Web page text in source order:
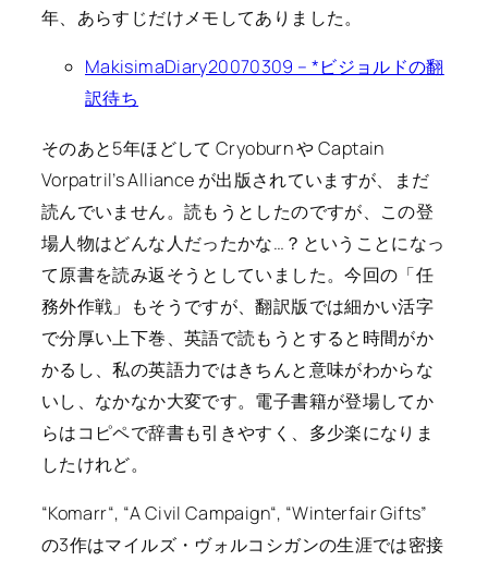
年、あらすじだけメモしてありました。
MakisimaDiary20070309 – *ビジョルドの翻
訳待ち
そのあと5年ほどしてCryoburnやCaptain
Vorpatril’s Alliance が出版されていますが、まだ
読んでいません。読もうとしたのですが、この登
場人物はどんな人だったかな…？ということになっ
て原書を読み返そうとしていました。今回の「任
務外作戦」もそうですが、翻訳版では細かい活字
で分厚い上下巻、英語で読もうとすると時間がか
かるし、私の英語力ではきちんと意味がわからな
いし、なかなか大変です。電子書籍が登場してか
らはコピペで辞書も引きやすく、多少楽になりま
したけれど。
“Komarr“, “A Civil Campaign“, “Winterfair Gifts”
の3作はマイルズ・ヴォルコシガンの生涯では密接